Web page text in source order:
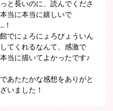
と長いのに、読んでくださ
当に本当に嬉しいで
でにょろにょろびょういん
てくれるなんて、感激で
当に描いてよかったです♪
あたたかな感想をありがと
いました！